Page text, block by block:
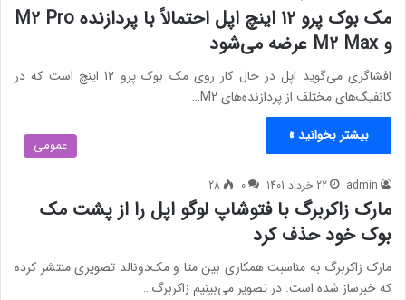
مک بوک پرو 12 اینچ اپل احتمالاً با پردازنده M2 Pro
و M2 Max عرضه می‌شود
افشاگری می‌گوید اپل در حال کار روی مک بوک پرو 12 اینچ است که در
کانفیگ‌های مختلف از پردازنده‌های M2…
بیشتر بخوانید »
عمومی
admin 22 خرداد 1401 0
28
مارک زاکربرگ با فتوشاپ لوگو اپل را از پشت مک
بوک خود حذف کرد
مارک زاکربرگ به مناسبت همکاری بین متا و مک‌دونالد تصویری منتشر کرده
که خبرساز شده است. در تصویر می‌بینیم زاکربرگ…